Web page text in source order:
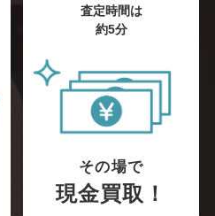
査定時間は
約5分
その場で
現金買取！